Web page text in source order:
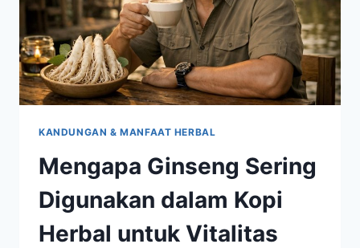
KANDUNGAN & MANFAAT HERBAL
Mengapa Ginseng Sering
Digunakan dalam Kopi
Herbal untuk Vitalitas